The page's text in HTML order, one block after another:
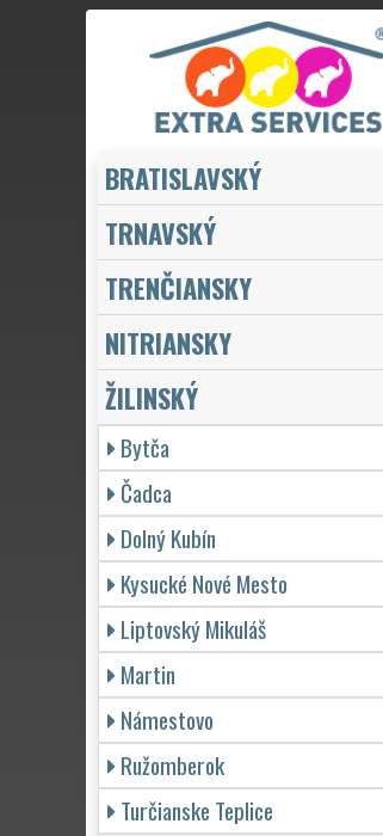
BRATISLAVSKÝ
TRNAVSKÝ
TRENČIANSKY
NITRIANSKY
ŽILINSKÝ
Bytča
Čadca
Dolný Kubín
Kysucké Nové Mesto
Liptovský Mikuláš
Martin
Námestovo
Ružomberok
Turčianske Teplice